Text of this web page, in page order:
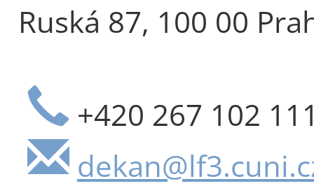
Ruská 87, 100 00
+420 267 102